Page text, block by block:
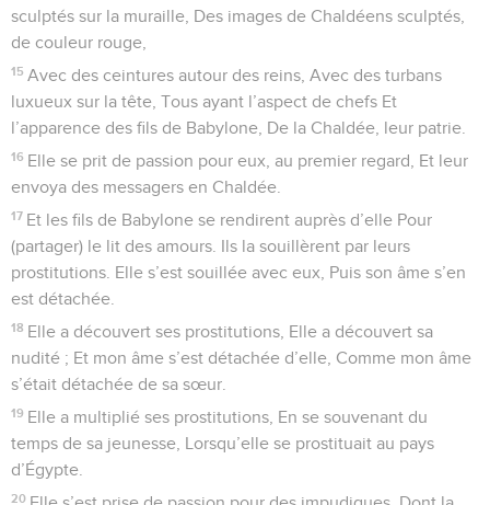
sculptés sur la muraille, Des images de Chaldéens sculptés,
de couleur rouge,
15 Avec des ceintures autour des reins, Avec des turbans
luxueux sur la tête, Tous ayant l’aspect de chefs Et
l’apparence des fils de Babylone, De la Chaldée, leur patrie.
16 Elle se prit de passion pour eux, au premier regard, Et leur
envoya des messagers en Chaldée.
17 Et les fils de Babylone se rendirent auprès d’elle Pour
(partager) le lit des amours. Ils la souillèrent par leurs
prostitutions. Elle s’est souillée avec eux, Puis son âme s’en
est détachée.
18 Elle a découvert ses prostitutions, Elle a découvert sa
nudité ; Et mon âme s’est détachée d’elle, Comme mon âme
s’était détachée de sa sœur.
19 Elle a multiplié ses prostitutions, En se souvenant du
temps de sa jeunesse, Lorsqu’elle se prostituait au pays
d’Égypte.
20